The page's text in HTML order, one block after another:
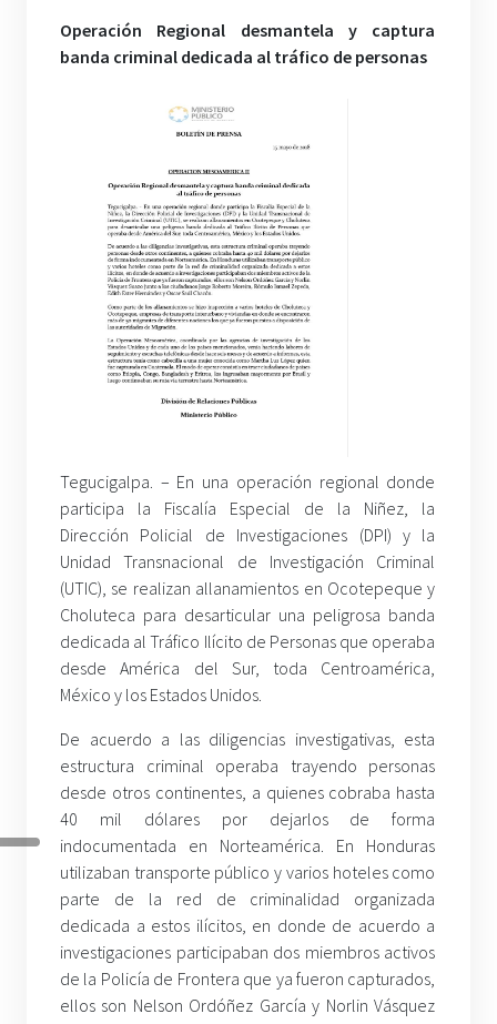
Operación Regional desmantela y captura
banda criminal dedicada al tráfico de personas
Tegucigalpa. – En una operación regional donde
participa la Fiscalía Especial de la Niñez, la
Dirección Policial de Investigaciones (DPI) y la
Unidad Transnacional de Investigación Criminal
(UTIC), se realizan allanamientos en Ocotepeque y
Choluteca para desarticular una peligrosa banda
dedicada al Tráfico Ilícito de Personas que operaba
desde América del Sur, toda Centroamérica,
México y los Estados Unidos.
De acuerdo a las diligencias investigativas, esta
estructura criminal operaba trayendo personas
desde otros continentes, a quienes cobraba hasta
40 mil dólares por dejarlos de forma
indocumentada en Norteamérica. En Honduras
utilizaban transporte público y varios hoteles como
parte de la red de criminalidad organizada
dedicada a estos ilícitos, en donde de acuerdo a
investigaciones participaban dos miembros activos
de la Policía de Frontera que ya fueron capturados,
ellos son Nelson Ordóñez García y Norlin Vásquez